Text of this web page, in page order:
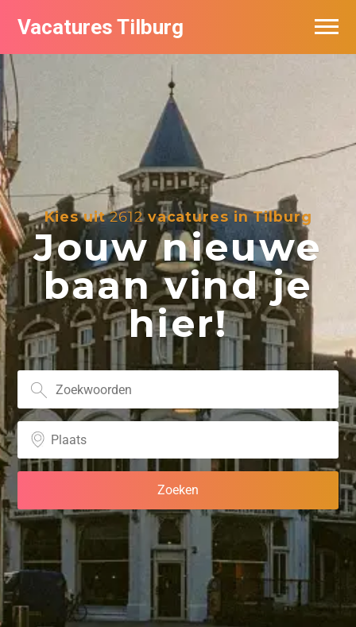
Vacatures Tilburg
Kies uit2612vacatures in Tilburg
Jouw nieuwe
baan vind je
hier!
Vacatures per bedrijf
De populairste vacatures in Tilburg